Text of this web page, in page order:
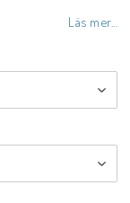
Läs mer...